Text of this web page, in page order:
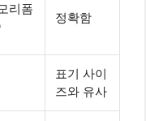
리폼
정확함
표기 사이
즈와 유사